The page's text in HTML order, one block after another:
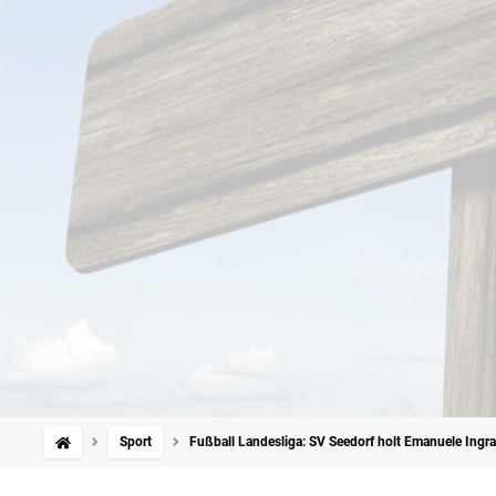
Sport Fußball Landesliga: SV Seedorf holt Emanuele